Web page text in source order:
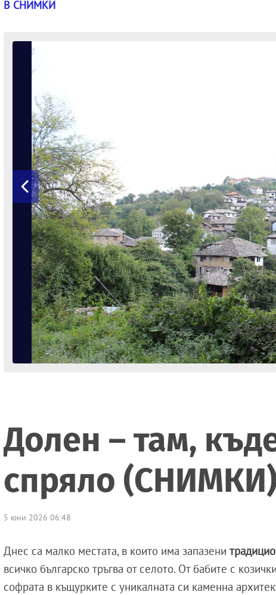
В СНИМКИ
Долен – там,
спряло
5 юни 2026 06:48
Днес са малко местата, в които има запазени
всичко българско тръгва от селото. От бабите с
софрата в къщурките с уникалната си каменна